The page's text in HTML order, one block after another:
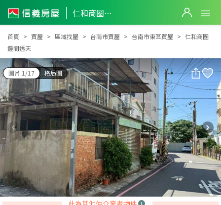
仁和商圈邊間透天
仁和商圈邊間透天
首頁 買屋 區域找屋 台南市買屋 台南市東區買屋
仁和商圈
邊間透天
圖片 1/17 格局圖